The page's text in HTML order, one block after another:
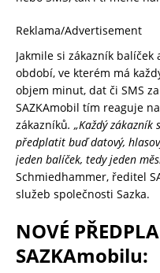
Reklama/Advertisement
Jakmile si zákazník
období, ve kterém má
objem minut, dat či SMS
SAZKAmobil tím reaguje
zákazníků. „Každý
předplatit buď datový,
jeden balíček, tedy jeden
Schmiedhammer, ředitel
služeb společnosti Sazka.
NOVÉ
SAZKAmobilu: